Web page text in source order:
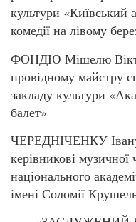
культури «Київський
комедії на лівому
ФОНДЮ Мішелю
провідному майстру
закладу культури
балет»
ЧЕРЕДНІЧЕНКУ
керівникові музичної
національного
імені Соломії